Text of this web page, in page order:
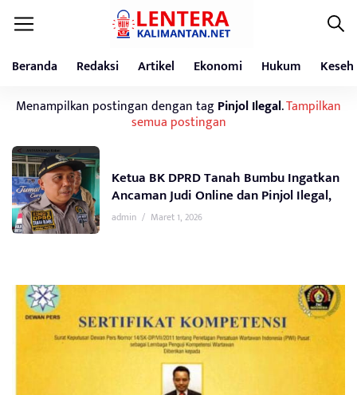
Beranda Redaksi Artikel Ekonomi Hukum
Menampilkan postingan dengan tagPinjol Ilegal.Tampilkan
semua postingan
Ketua BK DPRD Tanah Bumbu Ingatkan
Ancaman Judi Online dan Pinjol Ilegal,
admin / Maret 1, 2026